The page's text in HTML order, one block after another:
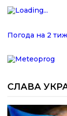
15 лип
17:07
Віра, що
20:06
Погода на 2
СЛАВА